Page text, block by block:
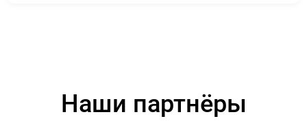
Наши партнёры